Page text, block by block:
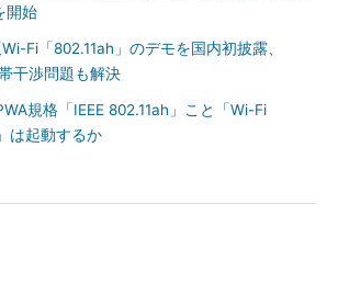
開始
Fi「802.11ah」のデモを国内初披露、
干渉問題も解決
規格「IEEE 802.11ah」こと「Wi-Fi
は起動するか